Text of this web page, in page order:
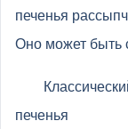
печенья
Оно может быть
печенья